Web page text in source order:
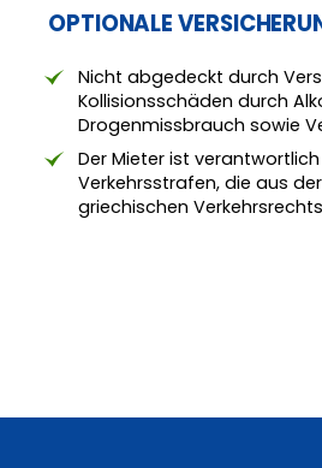
OPTIONALE
Nicht abgedeckt durch
Kollisionsschäden durch
Drogenmissbrauch sowie
Der Mieter ist
Verkehrsstrafen, die aus
griechischen